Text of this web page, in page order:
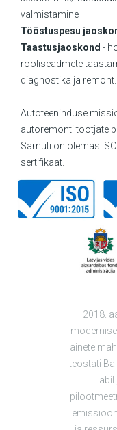
valmistamine
Tööstuspesu
Taastusjaoskond -
rooliseadmete
diagnostika ja remont.
Autoteeninduse
autoremonti tootjate
Samuti on olemas
sertifikaat.
2018.
ainete
teostati
abil